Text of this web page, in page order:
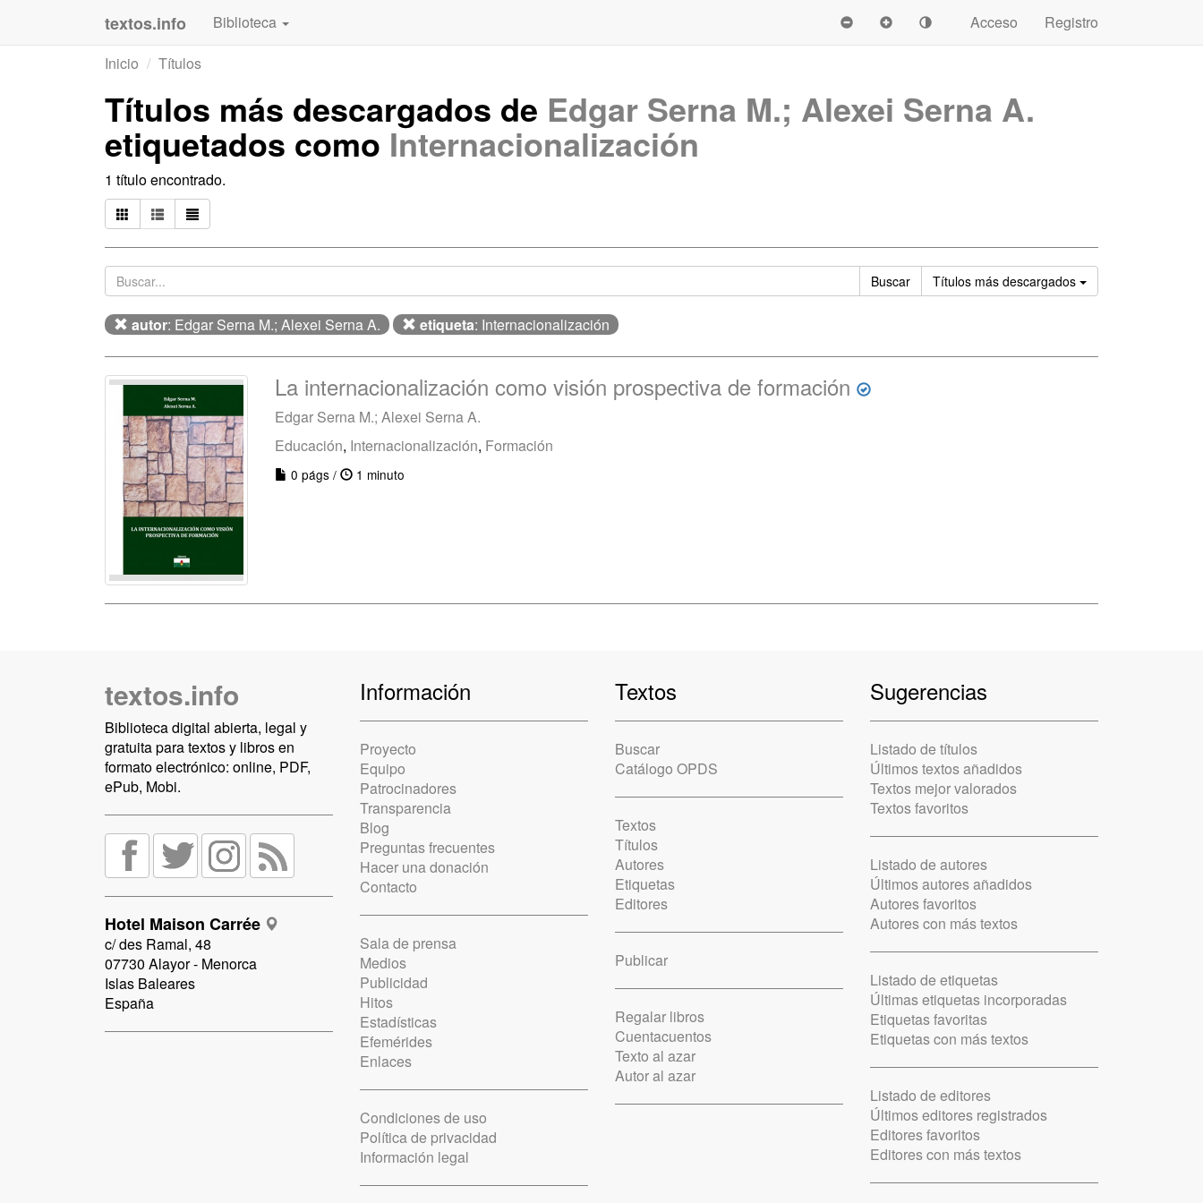
textos.info Biblioteca Acceso
Registro
Inicio
Títulos
Títulos más descargados de Edgar Serna M.; Alexei Serna A.
etiquetados como Internacionalización
1 título encontrado.
Buscar Títulos más descargados Ordenar
autor: Edgar Serna M.; Alexei Serna A. etiqueta: Internacionalización
La internacionalización como visión prospectiva de formación
Edgar Serna M.; Alexei Serna A.
Educación, Internacionalización, Formación
0 págs / 1 minuto
textos.info
Biblioteca digital abierta, legal y
gratuita para textos y libros en
formato electrónico: online, PDF,
ePub, Mobi.
Hotel Maison Carrée
c/ des Ramal, 48
07730 Alayor - Menorca
Islas Baleares
España
Información
Proyecto
Equipo
Patrocinadores
Transparencia
Blog
Preguntas frecuentes
Hacer una donación
Contacto
Sala de prensa
Medios
Publicidad
Hitos
Estadísticas
Efemérides
Enlaces
Condiciones de uso
Política de privacidad
Información legal
Textos
Buscar
Catálogo OPDS
Textos
Títulos
Autores
Etiquetas
Editores
Publicar
Regalar libros
Cuentacuentos
Texto al azar
Autor al azar
Sugerencias
Listado de títulos
Últimos textos añadidos
Textos mejor valorados
Textos favoritos
Listado de autores
Últimos autores añadidos
Autores favoritos
Autores con más textos
Listado de etiquetas
Últimas etiquetas incorporadas
Etiquetas favoritas
Etiquetas con más textos
Listado de editores
Últimos editores registrados
Editores favoritos
Editores con más textos